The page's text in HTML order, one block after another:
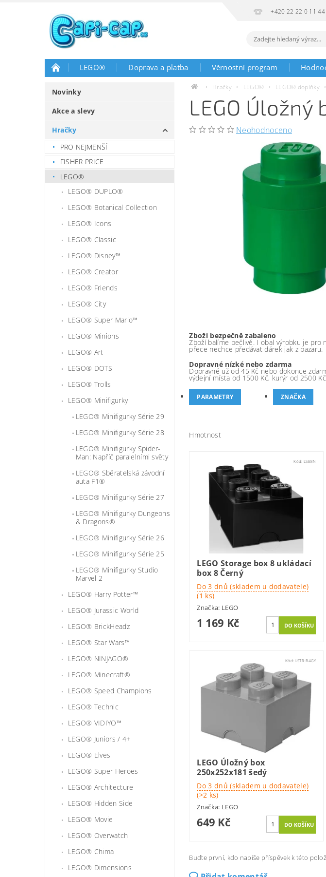
+420 22 22 0 11 44
LEGO® Doprava a platba Věrnostní program
Novinky
Akce a slevy
Hračky
PRO NEJMENŠÍ
FISHER PRICE
LEGO®
LEGO® DUPLO®
LEGO® Botanical Collection
LEGO® Icons
LEGO® Classic
LEGO® Disney™
LEGO® Creator
LEGO® Friends
LEGO® City
LEGO® Super Mario™
LEGO® Minions
LEGO® Art
LEGO® DOTS
LEGO® Trolls
LEGO® Minifigurky
LEGO® Minifigurky Série 29
LEGO® Minifigurky Série 28
LEGO® Minifigurky Spider-
Man: Napříč paralelními světy
LEGO® Sběratelská závodní
auta F1®
LEGO® Minifigurky Série 27
LEGO® Minifigurky Dungeons
& Dragons®
LEGO® Minifigurky Série 26
LEGO® Minifigurky Série 25
LEGO® Minifigurky Studio
Marvel 2
LEGO® Harry Potter™
LEGO® Jurassic World
LEGO® BrickHeadz
LEGO® Star Wars™
LEGO® NINJAGO®
LEGO® Minecraft®
LEGO® Speed Champions
LEGO® Technic
LEGO® VIDIYO™
LEGO® Juniors / 4+
LEGO® Elves
LEGO® Super Heroes
LEGO® Architecture
LEGO® Hidden Side
LEGO® Movie
LEGO® Overwatch
LEGO® Chima
LEGO® Dimensions
Hračky LEGO® LEGO® doplňky
LEGO
Neohodnoceno
Zboží bezpečně zabaleno
Zboží balíme pečlivě. I obal výrobku je pro
přece nechce předávat dárek jak z bazaru.
Dopravné nízké nebo zdarma
Dopravné už od 45 Kč nebo dokonce
výdejní místa od 1500 Kč, kurýr od 2500
PARAMETRY ZNAČKA
Hmotnost
Kód: LSB8N
LEGO Storage box 8 ukládací
box 8 Černý
Do 3 dnů (skladem u dodavatele)
(1 ks)
Značka: LEGO
1 169 Kč
Kód: LSTR-B4GY
LEGO Úložný box
250x252x181 šedý
Do 3 dnů (skladem u dodavatele)
(>2 ks)
Značka: LEGO
649 Kč
Buďte první, kdo napíše příspěvek k této